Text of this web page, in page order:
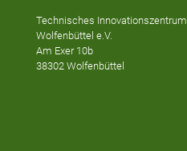
Technisches Innovationszentrum
Wolfenbüttel e.V.
Am Exer 10b
38302 Wolfenbüttel